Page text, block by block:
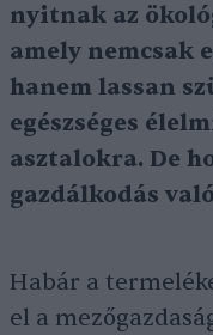
nyitnak az
amely nemcsak
hanem lassan
egészséges
asztalokra. De
gazdálkodás
Habár a
el a